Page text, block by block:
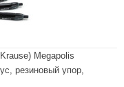
Megapolis
резиновый упор,